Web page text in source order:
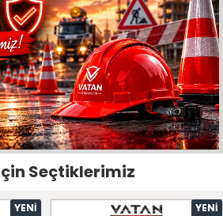
Seçtiklerimiz
YENI YENI